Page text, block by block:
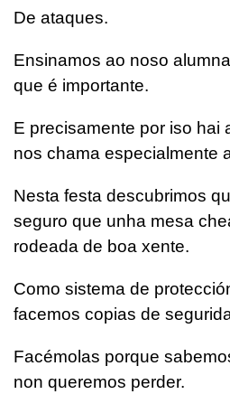
De ataques.
Ensinamos ao noso
que é importante.
E precisamente por iso hai
nos chama especialmente
Nesta festa descubrimos
seguro que unha mesa
rodeada de boa xente.
Como sistema de
facemos copias de
Facémolas porque
non queremos perder.